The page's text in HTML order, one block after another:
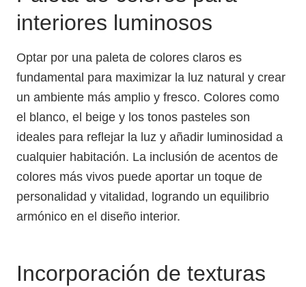
interiores luminosos
Optar por una paleta de colores claros es
fundamental para maximizar la luz natural y crear
un ambiente más amplio y fresco. Colores como
el blanco, el beige y los tonos pasteles son
ideales para reflejar la luz y añadir luminosidad a
cualquier habitación. La inclusión de acentos de
colores más vivos puede aportar un toque de
personalidad y vitalidad, logrando un equilibrio
armónico en el diseño interior.
Incorporación de texturas